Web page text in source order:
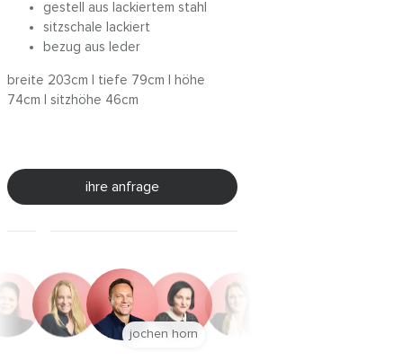
gestell aus lackiertem stahl
sitzschale lackiert
bezug aus leder
breite 203cm | tiefe 79cm | höhe
74cm | sitzhöhe 46cm
ihre anfrage
jochen horn